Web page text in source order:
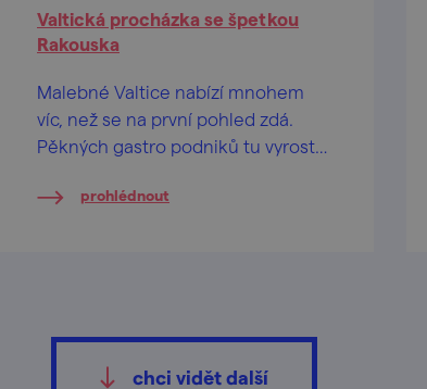
Valtická procházka se špetkou
Rakouska
Malebné Valtice nabízí mnohem
víc, než se na první pohled zdá.
Pěkných gastro podniků tu vyrostlo
návštěvu s procházkou ke
prohlédnout
chci vidět další